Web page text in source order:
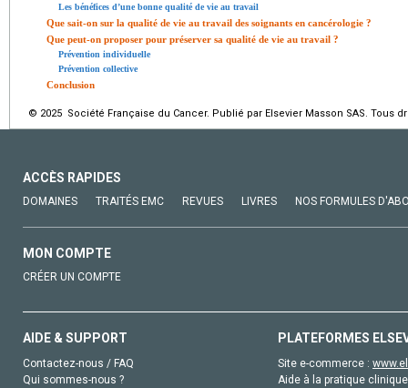
Les bénéfices d’une bonne qualité de vie au travail
Que sait-on sur la qualité de vie au travail des soignants en cancérologie ?
Que peut-on proposer pour préserver sa qualité de vie au travail ?
Prévention individuelle
Prévention collective
Conclusion
© 2025 Société Française du Cancer. Publié par Elsevier Masson SAS. Tous
ACCÈS RAPIDES
DOMAINES TRAITÉS EMC REVUES LIVRES NOS FORMULES
MON COMPTE
CRÉER UN COMPTE
AIDE & SUPPORT
Contactez-nous / FAQ
Qui sommes-nous ?
PLATEFORMES
Site e-commerce :
Aide à la pratique